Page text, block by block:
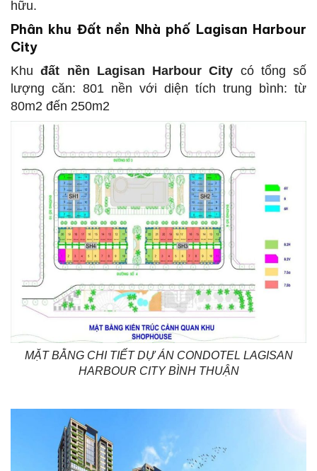
hữu.
Phân khu Đất nền Nhà phố Lagisan Harbour
City
Khuđất nền Lagisan Harbour City có tổng số
lượng căn: 801 nền với diện tích trung bình: từ
80m2 đến 250m2
MẶT BẰNG CHI TIẾT DỰ ÁN CONDOTEL LAGISAN
HARBOUR CITY BÌNH THUẬN